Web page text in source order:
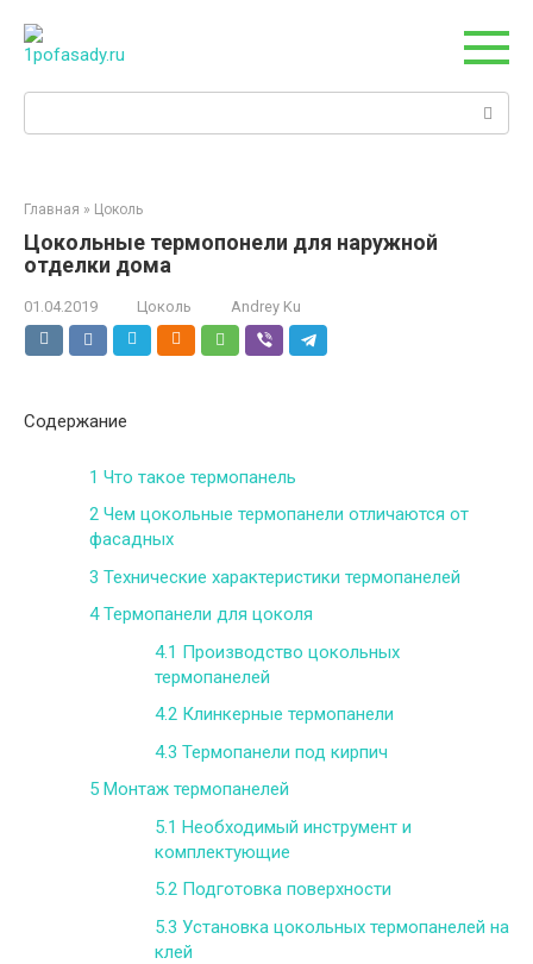
контенту
Главная » Цоколь
Цокольные термопонели для наружной
отделки дома
01.04.2019 Цоколь Andrey Ku
Содержание
1 Что такое термопанель
2 Чем цокольные термопанели отличаются от
фасадных
3 Технические характеристики термопанелей
4Термопанели для цоколя
4.1 Производство цокольных
термопанелей
4.2 Клинкерные термопанели
4.3 Термопанели под кирпич
5 Монтаж термопанелей
5.1 Необходимый инструмент и
комплектующие
5.2 Подготовка поверхности
5.3 Установка цокольных термопанелей на
клей